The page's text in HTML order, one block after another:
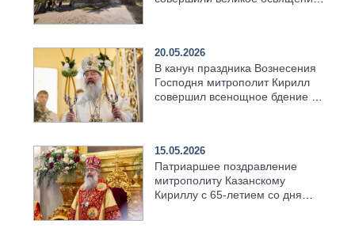
20.05.2026
В канун праздника Вознесения
Господня митрополит Кирилл
совершил всенощное бдение в
15.05.2026
Патриаршее поздравление
митрополиту Казанскому
Кириллу с 65-летием со дня